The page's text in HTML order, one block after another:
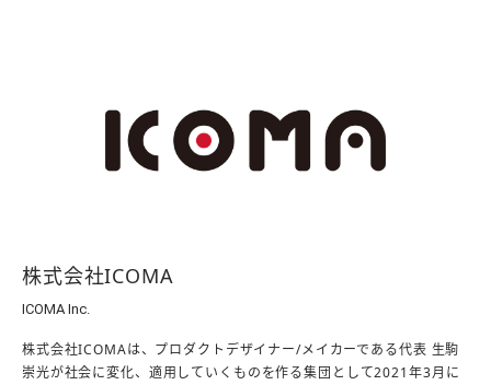
株式会社ICOMA
ICOMA Inc.
株式会社ICOMAは、プロダクトデザイナー/メイカーである代表 生駒
崇光が社会に変化、適用していくものを作る集団として2021年3月に